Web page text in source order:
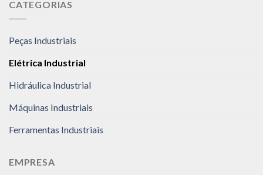
CATEGORIAS
Peças Industriais
Elétrica Industrial
Hidráulica Industrial
Máquinas Industriais
Ferramentas Industriais
EMPRESA